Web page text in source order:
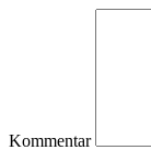
Kommentar